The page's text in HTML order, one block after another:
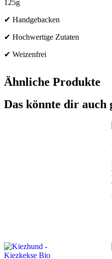
125g
✔ Handgebacken
✔ Hochwertige Zutaten
✔ Weizenfrei
Ähnliche Produkte
Das könnte dir